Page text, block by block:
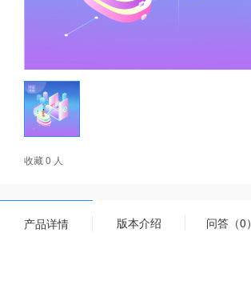
收藏 0 人
产品详情 版本介绍 问答（0）